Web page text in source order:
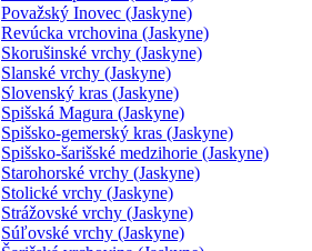
Považský Inovec (Jaskyne)
Revúcka vrchovina (Jaskyne)
Skorušinské vrchy (Jaskyne)
Slanské vrchy (Jaskyne)
Slovenský kras (Jaskyne)
Spišská Magura (Jaskyne)
Spišsko-gemerský kras (Jaskyne)
Spišsko-šarišské medzihorie (Jaskyne)
Starohorské vrchy (Jaskyne)
Stolické vrchy (Jaskyne)
Strážovské vrchy (Jaskyne)
Súľovské vrchy (Jaskyne)